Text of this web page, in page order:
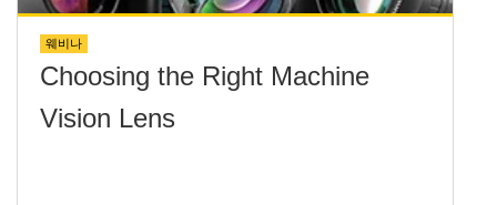
웨비나
Choosing the Right Machine
Vision Lens